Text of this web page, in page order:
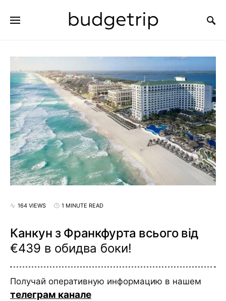
164 VIEWS 1 MINUTE READ
Канкун з Франкфурта всього від
€439 в обидва боки!
Получай оперативную информацию в нашем
телеграм канале